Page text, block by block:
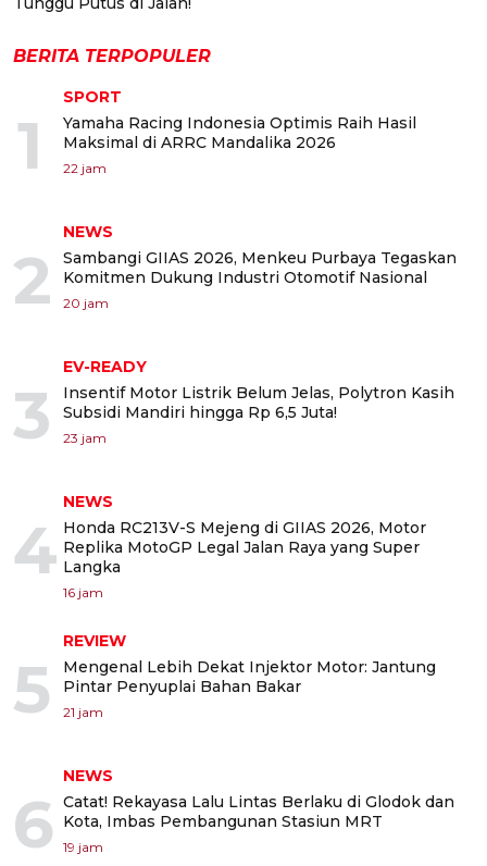
BERITA TERPOPULER
1
SPORT
Yamaha Racing Indonesia Optimis Raih Hasil
Maksimal di ARRC Mandalika 2026
22 jam
2
NEWS
Sambangi GIIAS 2026, Menkeu Purbaya Tegaskan
Komitmen Dukung Industri Otomotif Nasional
20 jam
3
EV-READY
Insentif Motor Listrik Belum Jelas, Polytron Kasih
Subsidi Mandiri hingga Rp 6,5 Juta!
23 jam
4
NEWS
Honda RC213V-S Mejeng di GIIAS 2026, Motor
Replika MotoGP Legal Jalan Raya yang Super
Langka
16 jam
5
REVIEW
Mengenal Lebih Dekat Injektor Motor: Jantung
Pintar Penyuplai Bahan Bakar
21 jam
6
NEWS
Catat! Rekayasa Lalu Lintas Berlaku di Glodok dan
Kota, Imbas Pembangunan Stasiun MRT
19 jam